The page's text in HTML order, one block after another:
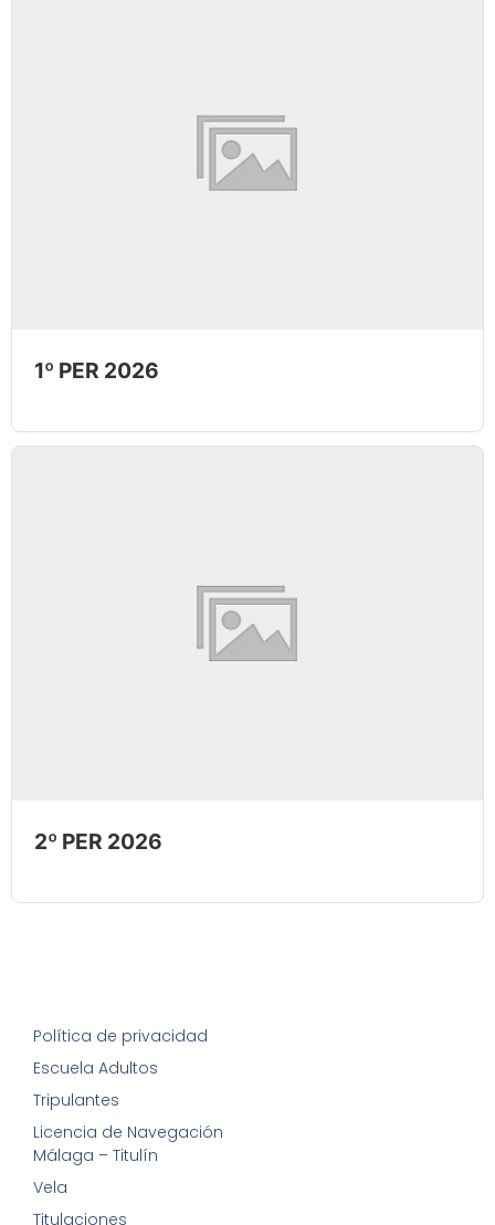
1º PER 2026
2º PER 2026
Política de privacidad
Escuela Adultos
Tripulantes
Licencia de Navegación
Málaga – Titulín
Vela
Titulaciones